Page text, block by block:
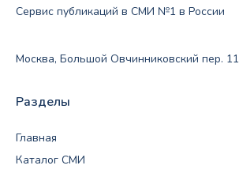
Сервис публикаций в СМИ №1 в России
Москва, Большой Овчинниковский пер. 11
Разделы
Главная
Каталог СМИ